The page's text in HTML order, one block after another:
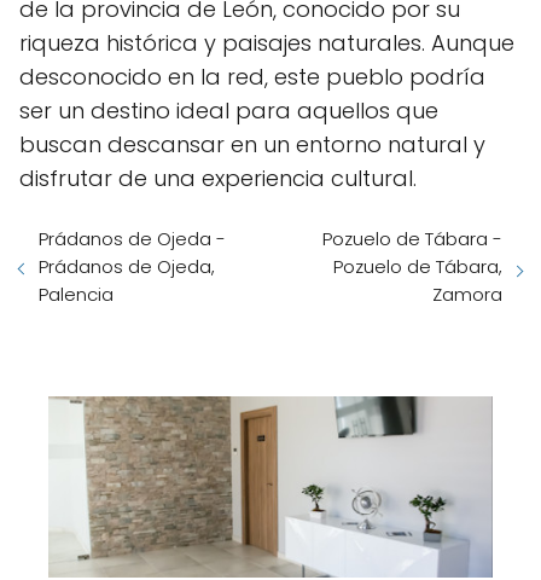
de la provincia de León, conocido por su
riqueza histórica y paisajes naturales. Aunque
desconocido en la red, este pueblo podría
ser un destino ideal para aquellos que
buscan descansar en un entorno natural y
disfrutar de una experiencia cultural.
Prádanos de Ojeda -
Prádanos de Ojeda,
Palencia
Pozuelo de Tábara -
Pozuelo de Tábara,
Zamora